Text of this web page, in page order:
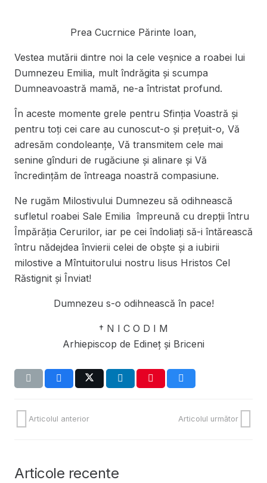
Prea Cucrnice Părinte Ioan,
Vestea mutării dintre noi la cele veșnice a roabei lui
Dumnezeu Emilia, mult îndrăgita și scumpa
Dumneavoastră mamă, ne-a întristat profund.
În aceste momente grele pentru Sfinția Voastră şi
pentru toți cei care au cunoscut-o şi preţuit-o, Vă
adresăm condoleanţe, Vă transmitem cele mai
senine gînduri de rugăciune și alinare şi Vă
încredinţăm de întreaga noastră compasiune.
Ne rugăm Milostivului Dumnezeu să odihnească
sufletul roabei Sale Emilia împreună cu drepţii întru
Împărăţia Cerurilor, iar pe cei îndoliaţi să-i întărească
întru nădejdea învierii celei de obşte şi a iubirii
milostive a Mîntuitorului nostru Iisus Hristos Cel
Răstignit şi Înviat!
Dumnezeu s-o odihnească în pace!
† N I C O D I M
Arhiepiscop de Edineţ şi Briceni
Articolul anterior Articolul următor
Articole recente